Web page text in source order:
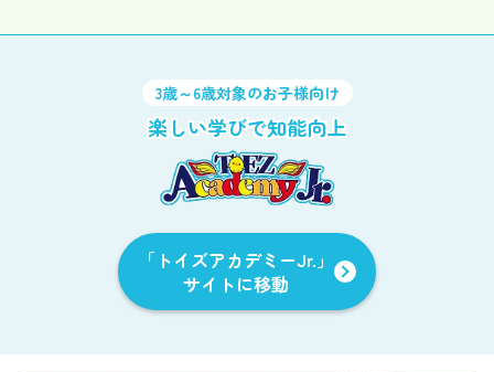
3歳～6歳対象のお子様向け
楽しい学びで知能向上
「トイズアカデミーJr.」
サイトに移動